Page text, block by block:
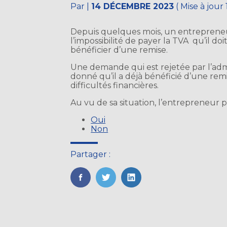
Par 14 DÉCEMBRE 2023 ( Mise à
Depuis quelques mois, un
l’impossibilité de payer la TVA qu’il
bénéficier d’une remise.
Une demande qui est rejetée par
donné qu’il a déjà bénéficié d’une
difficultés financières.
Au vu de sa situation, l’entrepreneur
Oui
Non
Partager :
FaceBook
TwitterLinkedIn